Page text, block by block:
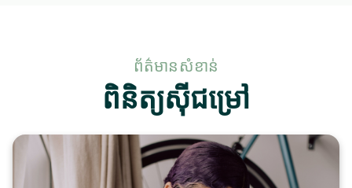
ព័ត៌មានសំខាន់
ពិនិត្យស៊ីជម្រៅ